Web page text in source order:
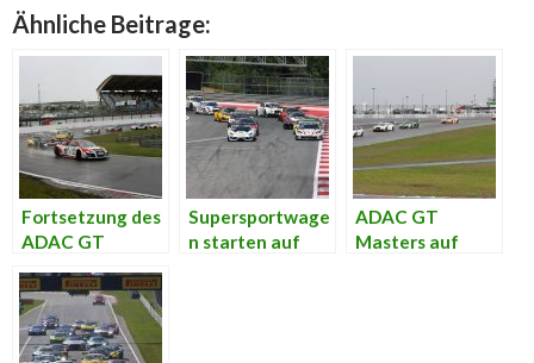
share
Ähnliche Beitrage:
Fortsetzung des
ADAC GT
Titelduells in
den
Nordseedünen
Supersportwage
n starten auf
ADAC GT
Masters auf